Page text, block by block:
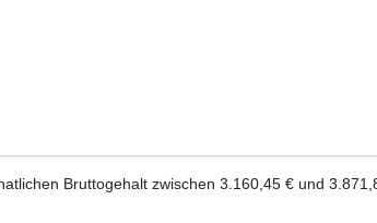
Bruttogehalt zwischen 3.160,45 € und